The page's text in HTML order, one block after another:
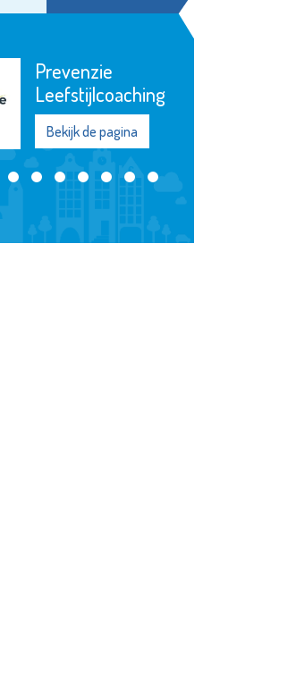
Prevenzie
Leefstijlcoaching
Bekijk de pagina